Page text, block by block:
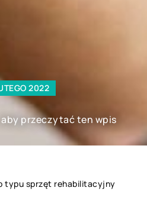
2022
przeczytać ten wpis
typu sprzęt rehabilitacyjny